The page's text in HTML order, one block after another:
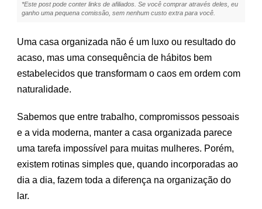
HÁBITOS
TUDO
ORDEM
TODOS
*Este post pode conter links de afiliados. Se você comprar através deles, eu
ganho uma pequena comissão, sem nenhum custo extra para você.
Uma casa organizada não é um luxo ou resultado do
acaso, mas uma consequência de hábitos bem
estabelecidos que transformam o caos em ordem com
naturalidade.
Sabemos que entre trabalho, compromissos pessoais
e a vida moderna, manter a casa organizada parece
uma tarefa impossível para muitas mulheres. Porém,
existem rotinas simples que, quando incorporadas ao
dia a dia, fazem toda a diferença na organização do
lar.